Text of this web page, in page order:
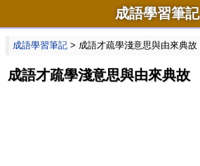
成語學習筆記
成語學習筆記 > 成語才疏學淺意思與由來典故
成語才疏學淺意思與由來典故